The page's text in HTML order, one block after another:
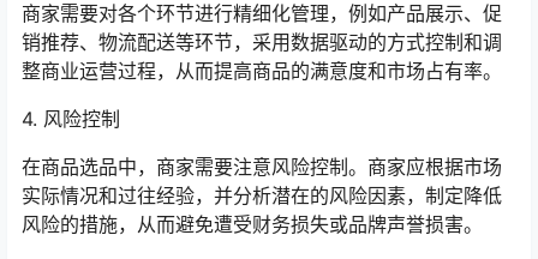
商家需要对各个环节进行精细化管理，例如产品展示、促
销推荐、物流配送等环节，采用数据驱动的方式控制和调
整商业运营过程，从而提高商品的满意度和市场占有率。
4. 风险控制
在商品选品中，商家需要注意风险控制。商家应根据市场
实际情况和过往经验，并分析潜在的风险因素，制定降低
风险的措施，从而避免遭受财务损失或品牌声誉损害。